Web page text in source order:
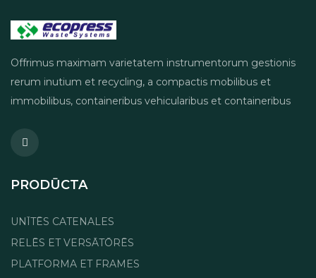
Offrimus maximam varietatem instrumentorum gestionis
rerum inutium et recycling, a compactis mobilibus et
immobilibus, containeribus vehicularibus et containeribus
PRODŪCTA
UNĪTĒS CATENALES
RELĒS ET VERSĀTŌRĒS
PLATFORMA ET FRAMES